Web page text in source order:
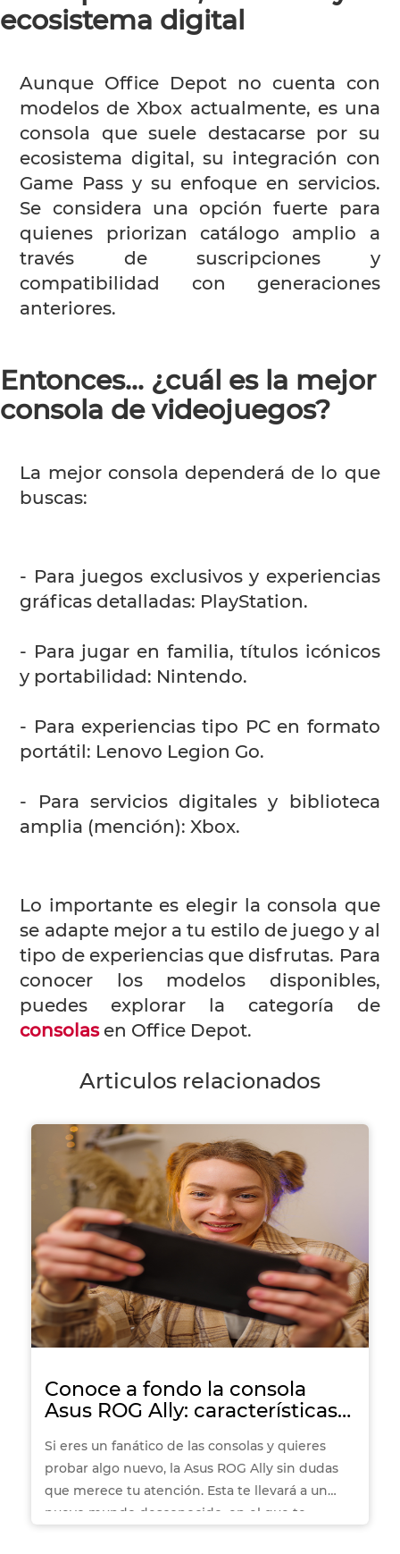
ecosistema digital
Aunque Office Depot no cuenta con
modelos de Xbox actualmente, es una
consola que suele destacarse por su
ecosistema digital, su integración con
Game Pass y su enfoque en servicios.
Se considera una opción fuerte para
quienes priorizan catálogo amplio a
través de suscripciones y
compatibilidad con generaciones
anteriores.
Entonces… ¿cuál es la mejor
consola de videojuegos?
La mejor consola dependerá de lo que
buscas:
- Para juegos exclusivos y experiencias
gráficas detalladas: PlayStation.
- Para jugar en familia, títulos icónicos
y portabilidad: Nintendo.
- Para experiencias tipo PC en formato
portátil: Lenovo Legion Go.
- Para servicios digitales y biblioteca
amplia (mención): Xbox.
Lo importante es elegir la consola que
se adapte mejor a tu estilo de juego y al
tipo de experiencias que disfrutas. Para
conocer los modelos disponibles,
puedes explorar la categoría de
consolasen Office Depot.
Articulos relacionados
Conoce a fondo la consola
Asus ROG Ally: características y
Si eres un fanático de las consolas y quieres
probar algo nuevo, la Asus ROG Ally sin dudas
que merece tu atención. Esta te llevará a un
nuevo mundo desconocido, en el que te